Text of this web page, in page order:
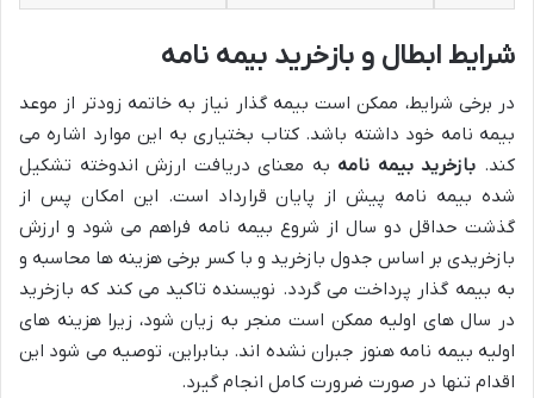
شرایط ابطال و بازخرید بیمه نامه
در برخی شرایط، ممکن است بیمه گذار نیاز به خاتمه زودتر از موعد
بیمه نامه خود داشته باشد. کتاب بختیاری به این موارد اشاره می
کند. بازخرید بیمه نامه به معنای دریافت ارزش اندوخته تشکیل
شده بیمه نامه پیش از پایان قرارداد است. این امکان پس از
گذشت حداقل دو سال از شروع بیمه نامه فراهم می شود و ارزش
بازخریدی بر اساس جدول بازخرید و با کسر برخی هزینه ها محاسبه و
به بیمه گذار پرداخت می گردد. نویسنده تاکید می کند که بازخرید
در سال های اولیه ممکن است منجر به زیان شود، زیرا هزینه های
اولیه بیمه نامه هنوز جبران نشده اند. بنابراین، توصیه می شود این
اقدام تنها در صورت ضرورت کامل انجام گیرد.